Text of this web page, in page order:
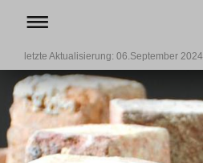
letzte Aktualisierung: 06.September 2024